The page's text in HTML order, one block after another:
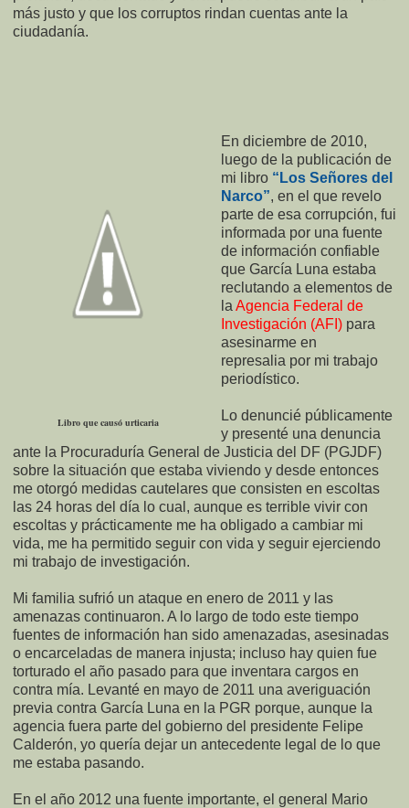
más justo y que los corruptos rindan cuentas ante la
ciudadanía.
Libro que causó urticaria
En diciembre de 2010,
luego de la publicación de
mi libro “Los Señores del
Narco”, en el que revelo
parte de esa corrupción, fui
informada por una fuente
de información confiable
que García Luna estaba
reclutando a elementos de
la Agencia Federal de
Investigación (AFI)para
asesinarme en
represalia por mi trabajo
periodístico.
Lo denuncié públicamente
y presenté una denuncia
ante la Procuraduría General de Justicia del DF (PGJDF)
sobre la situación que estaba viviendo y desde entonces
me otorgó medidas cautelares que consisten en escoltas
las 24 horas del día lo cual, aunque es terrible vivir con
escoltas y prácticamente me ha obligado a cambiar mi
vida, me ha permitido seguir con vida y seguir ejerciendo
mi trabajo de investigación.
Mi familia sufrió un ataque en enero de 2011 y las
amenazas continuaron. A lo largo de todo este tiempo
fuentes de información han sido amenazadas, asesinadas
o encarceladas de manera injusta; incluso hay quien fue
torturado el año pasado para que inventara cargos en
contra mía. Levanté en mayo de 2011 una averiguación
previa contra García Luna en la PGR porque, aunque la
agencia fuera parte del gobierno del presidente Felipe
Calderón, yo quería dejar un antecedente legal de lo que
me estaba pasando.
En el año 2012 una fuente importante, el general Mario